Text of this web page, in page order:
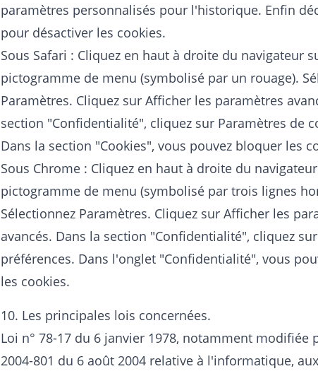
paramètres personnalisés pour l'historique. Enfin
pour désactiver les cookies.
Sous Safari : Cliquez en haut à droite du navigateur
pictogramme de menu (symbolisé par un rouage).
Paramètres. Cliquez sur Afficher les paramètres
section "Confidentialité", cliquez sur Paramètres de
Dans la section "Cookies", vous pouvez bloquer les
Sous Chrome : Cliquez en haut à droite du
pictogramme de menu (symbolisé par trois lignes
Sélectionnez Paramètres. Cliquez sur Afficher les
avancés. Dans la section "Confidentialité", cliquez sur
préférences. Dans l'onglet "Confidentialité", vous
les cookies.
10. Les principales lois concernées.
Loi n° 78-17 du 6 janvier 1978, notamment modifiée
2004-801 du 6 août 2004 relative à l'informatique,